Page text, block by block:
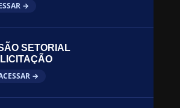
→
SETORIAL
→